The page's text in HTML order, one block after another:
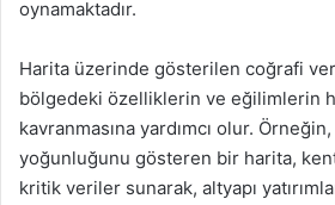
oynamaktadır.
Harita üzerinde gösterilen coğrafi
bölgedeki özelliklerin ve eğilimlerin
kavranmasına yardımcı olur.
yoğunluğunu gösteren bir harita,
kritik veriler sunarak, altyapı